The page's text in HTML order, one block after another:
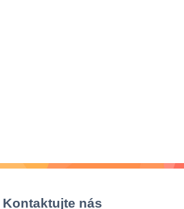
Kontaktujte nás